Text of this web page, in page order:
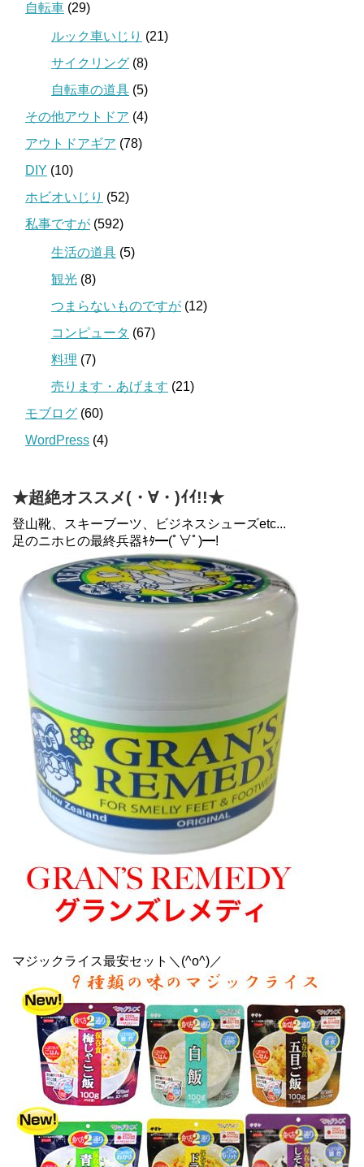
自転車 (29)
ルック車いじり (21)
サイクリング (8)
自転車の道具 (5)
その他アウトドア (4)
アウトドアギア (78)
DIY (10)
ホビオいじり (52)
私事ですが (592)
生活の道具 (5)
観光 (8)
つまらないものですが (12)
コンピュータ (67)
料理 (7)
売ります・あげます (21)
モブログ (60)
WordPress (4)
★超絶オススメ(・∀・)ｲｲ!!★
登山靴、スキーブーツ、ビジネスシューズetc...
足のニホヒの最終兵器ｷﾀ━(ﾟ∀ﾟ)━!
マジックライス最安セット＼(^o^)／